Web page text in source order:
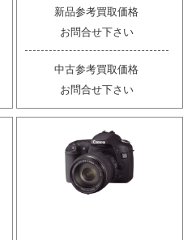
新品参考買取価格
お問合せ下さい
中古参考買取価格
お問合せ下さい